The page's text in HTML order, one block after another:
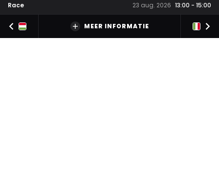
Race
23 aug. 2026 13:00 - 15:00
MEER INFORMATIE